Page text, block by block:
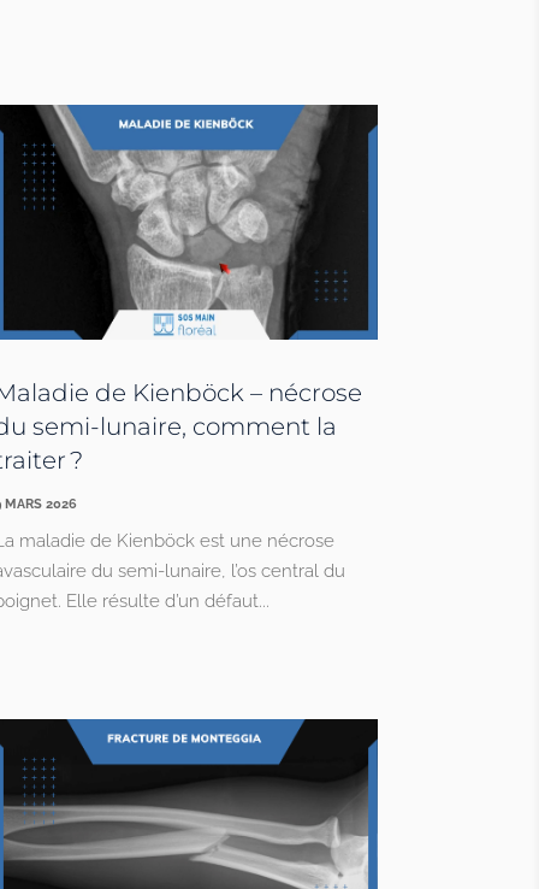
de Kienböck – nécrose
semi-lunaire, comment la
?
MARS 2026
maladie de Kienböck est une nécrose
du semi-lunaire, l’os central du
Elle résulte d’un défaut...